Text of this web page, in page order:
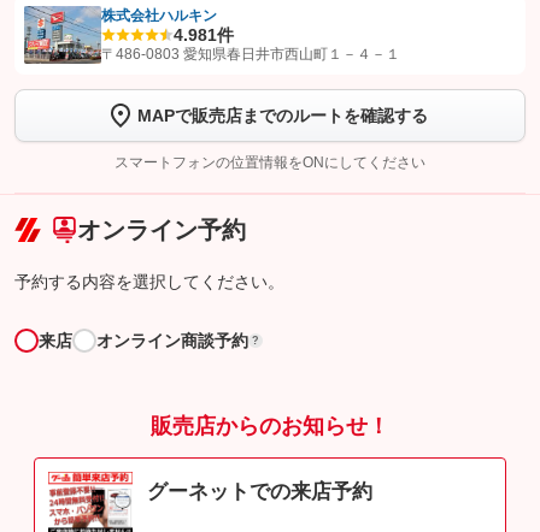
【STEP1】認証画面でグーネットを友だち追加してから「許可する」ボタンを押
トーク画面で
ボタンをタップして問い合わせを
完了してください。
こちら
株式会社ハルキン
4.981件
〒486-0803 愛知県春日井市西山町１－４－１
MAPで販売店までのルートを確認する
スマートフォンの位置情報をONにしてください
オンライン予約
予約する内容を選択してください。
来店 オンライン商談予約 ?
販売店からのお知らせ！
グーネットでの来店予約